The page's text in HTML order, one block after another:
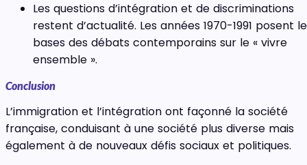
Les questions d’intégration et de discriminations
restent d’actualité. Les années 1970-1991 posent
bases des débats contemporains sur le « vivre
ensemble ».
Conclusion
L’immigration et l’intégration ont façonné la société
française, conduisant à une société plus diverse mais
également à de nouveaux défis sociaux et politiques.